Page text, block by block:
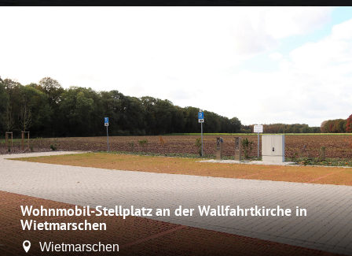
Wohnmobil-Stellplatz an der Wallfahrtkirche in
Wietmarschen
Wietmarschen